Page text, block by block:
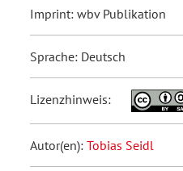
Imprint: wbv Publikation
Sprache: Deutsch
Lizenzhinweis:
Autor(en): Tobias Seidl